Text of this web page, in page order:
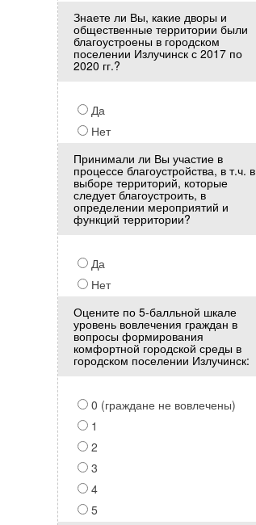
Знаете ли Вы, какие дворы и
общественные территории были
благоустроены в городском
поселении Излучинск с 2017 по
2020 гг.?
Да
Нет
Принимали ли Вы участие в
процессе благоустройства, в т.ч. в
выборе территорий, которые
следует благоустроить, в
определении мероприятий и
функций территории?
Да
Нет
Оцените по 5-балльной шкале
уровень вовлечения граждан в
вопросы формирования
комфортной городской среды в
городском поселении Излучинск:
0 (граждане не вовлечены)
1
2
3
4
5